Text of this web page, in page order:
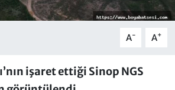
A- A+
işaret ettiği Sinop NGS